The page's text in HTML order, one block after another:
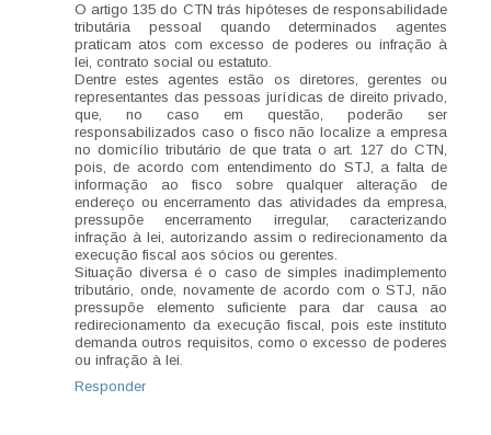
O artigo 135 do CTN trás hipóteses de responsabilidade
tributária pessoal quando determinados agentes
praticam atos com excesso de poderes ou infração à
lei, contrato social ou estatuto.
Dentre estes agentes estão os diretores, gerentes ou
representantes das pessoas jurídicas de direito privado,
que, no caso em questão, poderão ser
responsabilizados caso o fisco não localize a empresa
no domicílio tributário de que trata o art. 127 do CTN,
pois, de acordo com entendimento do STJ, a falta de
informação ao fisco sobre qualquer alteração de
endereço ou encerramento das atividades da empresa,
pressupõe encerramento irregular, caracterizando
infração à lei, autorizando assim o redirecionamento da
execução fiscal aos sócios ou gerentes.
Situação diversa é o caso de simples inadimplemento
tributário, onde, novamente de acordo com o STJ, não
pressupõe elemento suficiente para dar causa ao
redirecionamento da execução fiscal, pois este instituto
demanda outros requisitos, como o excesso de poderes
ou infração à lei.
Responder